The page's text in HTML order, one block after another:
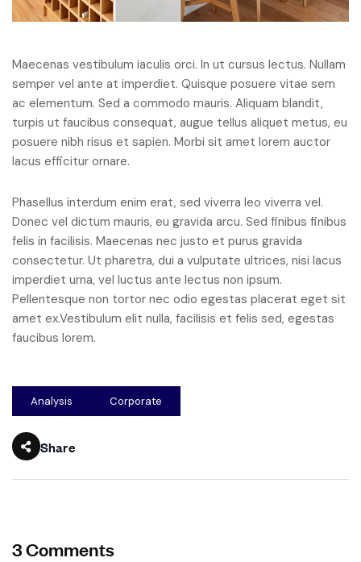
Maecenas vestibulum iaculis orci. In ut cursus lectus. Nullam
semper vel ante at imperdiet. Quisque posuere vitae sem
ac elementum. Sed a commodo mauris. Aliquam blandit,
turpis ut faucibus consequat, augue tellus aliquet metus, eu
posuere nibh risus et sapien. Morbi sit amet lorem auctor
lacus efficitur ornare.
Phasellus interdum enim erat, sed viverra leo viverra vel.
Donec vel dictum mauris, eu gravida arcu. Sed finibus finibus
felis in facilisis. Maecenas nec justo et purus gravida
consectetur. Ut pharetra, dui a vulputate ultrices, nisi lacus
imperdiet urna, vel luctus ante lectus non ipsum.
Pellentesque non tortor nec odio egestas placerat eget sit
amet ex.Vestibulum elit nulla, facilisis et felis sed, egestas
faucibus lorem.
Analysis Corporate
Share
3 Comments